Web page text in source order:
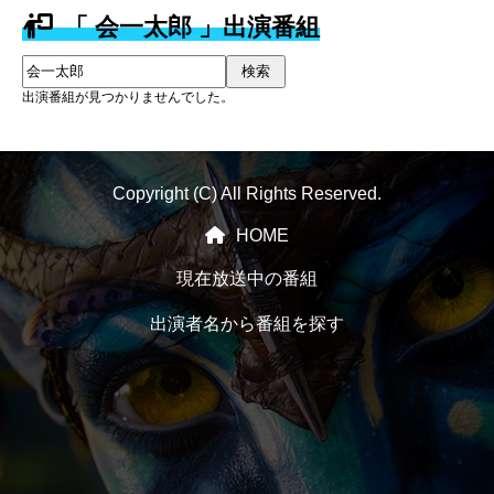
「 会一太郎 」出演番組
検索
出演番組が見つかりませんでした。
Copyright (C) All Rights Reserved.
HOME
現在放送中の番組
出演者名から番組を探す